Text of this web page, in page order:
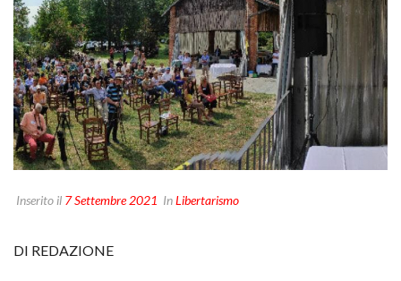
Inserito il 7 Settembre 2021 InLibertarismo
DI REDAZIONE